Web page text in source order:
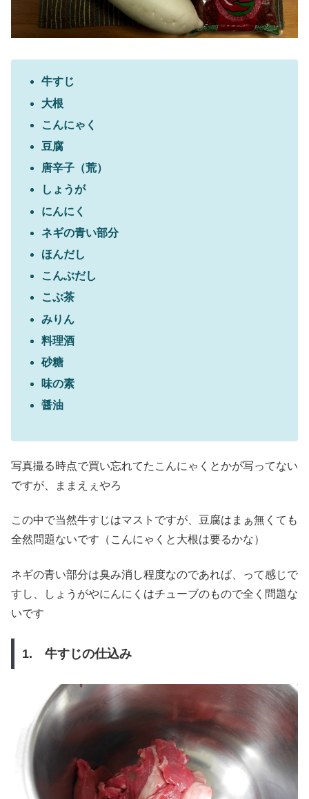
牛すじ
大根
こんにゃく
豆腐
唐辛子（荒）
しょうが
にんにく
ネギの青い部分
ほんだし
こんぶだし
こぶ茶
みりん
料理酒
砂糖
味の素
醤油
写真撮る時点で買い忘れてたこんにゃくとかが写ってない
ですが、ままえぇやろ
この中で当然牛すじはマストですが、豆腐はまぁ無くても
全然問題ないです（こんにゃくと大根は要るかな）
ネギの青い部分は臭み消し程度なのであれば、って感じで
すし、しょうがやにんにくはチューブのもので全く問題な
いです
1. 牛すじの仕込み